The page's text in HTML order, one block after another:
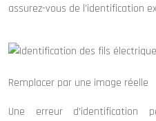
assurez-vous de l’identification
Remplacer par une image réelle
Une erreur d’identification